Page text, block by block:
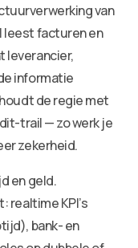
van
leest facturen en
leverancier,
informatie
de regie met
trail — zo werk je
zekerheid.
en geld.
KPI’s
bank- en